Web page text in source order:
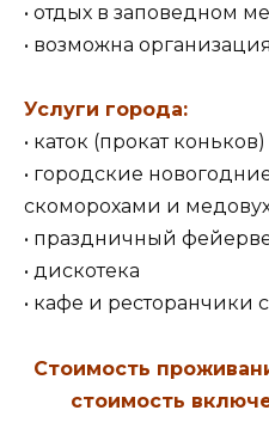
• отдых в заповедном
• возможна
Услуги города:
• каток (прокат коньков)
• городские
скоморохами и
• праздничный
• дискотека
• кафе и ресторанчики
Стоимость
стоимость